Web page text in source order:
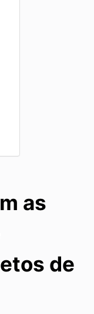
as
de